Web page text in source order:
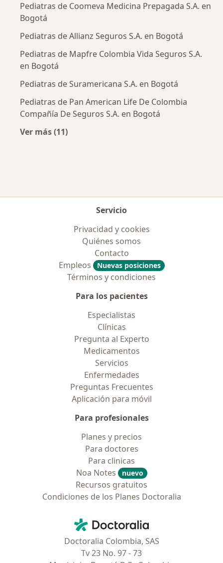
Pediatras de Coomeva Medicina Prepagada S.A. en
Bogotá
Pediatras de Allianz Seguros S.A. en Bogotá
Pediatras de Mapfre Colombia Vida Seguros S.A.
en Bogotá
Pediatras de Suramericana S.A. en Bogotá
Pediatras de Pan American Life De Colombia
Compañía De Seguros S.A. en Bogotá
Ver más (11)
Servicio
Privacidad y cookies
Quiénes somos
Contacto
Empleos
Nuevas posiciones
Términos y condiciones
Para los pacientes
Especialistas
Clínicas
Pregunta al Experto
Medicamentos
Servicios
Enfermedades
Preguntas Frecuentes
Aplicación para móvil
Para profesionales
Planes y precios
Para doctores
Para clinicas
Noa Notes
nuevo
Recursos gratuitos
Condiciones de los Planes Doctoralia
Doctoralia - Página de inicio
Doctoralia Colombia, SAS
Tv 23 No. 97 - 73